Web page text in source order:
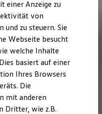
Strom
einer Anzeige zu
von
und zu steuern. Sie
Webseite besucht
welche Inhalte
basiert auf einer
Ihres Browsers
Die
mit anderen
Dritter, wie z.B.